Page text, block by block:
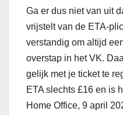
Ga er dus niet van uit
vrijstelt van de ETA-
verstandig om altijd
overstap in het VK.
gelijk met je ticket te
ETA slechts £16 en is
Home Office, 9 april